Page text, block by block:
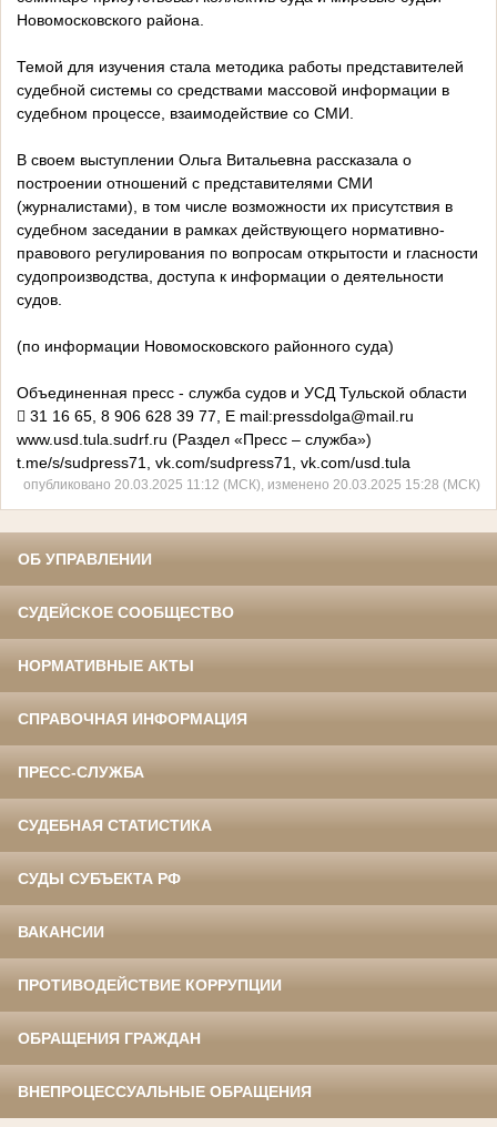
Новомосковского района.
Темой для изучения стала методика работы представителей
судебной системы со средствами массовой информации в
судебном процессе, взаимодействие со СМИ.
В своем выступлении Ольга Витальевна рассказала о
построении отношений с представителями СМИ
(журналистами), в том числе возможности их присутствия в
судебном заседании в рамках действующего нормативно-
правового регулирования по вопросам открытости и гласности
судопроизводства, доступа к информации о деятельности
судов.
(по информации Новомосковского районного суда)
Объединенная пресс - служба судов и УСД Тульской области
 31 16 65, 8 906 628 39 77, E mail:pressdolga@mail.ru
www.usd.tula.sudrf.ru (Раздел «Пресс – служба»)
t.me/s/sudpress71, vk.com/sudpress71, vk.com/usd.tula
опубликовано 20.03.2025 11:12 (МСК), изменено 20.03.2025 15:28 (МСК)
ОБ УПРАВЛЕНИИ
СУДЕЙСКОЕ СООБЩЕСТВО
НОРМАТИВНЫЕ АКТЫ
СПРАВОЧНАЯ ИНФОРМАЦИЯ
ПРЕСС-СЛУЖБА
СУДЕБНАЯ СТАТИСТИКА
СУДЫ СУБЪЕКТА РФ
ВАКАНСИИ
ПРОТИВОДЕЙСТВИЕ КОРРУПЦИИ
ОБРАЩЕНИЯ ГРАЖДАН
ВНЕПРОЦЕССУАЛЬНЫЕ ОБРАЩЕНИЯ